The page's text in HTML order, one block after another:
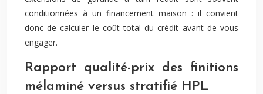
conditionnées à un financement maison : il convient
donc de calculer le coût total du crédit avant de vous
engager.
Rapport qualité-prix des finitions
mélaminé versus stratifié HPL